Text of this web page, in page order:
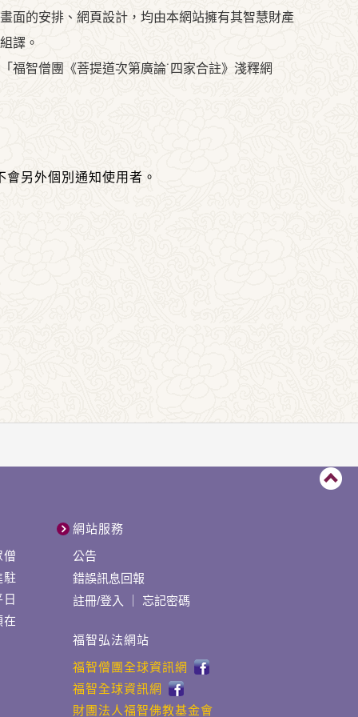
面的安排、網頁設計，均由本網站擁有其智慧財產
譯。
福智僧團《菩提道次第廣論˙四家合註》淺釋網
另外個別通知使用者。
僧
駐
網站服務
公告
錯誤訊息回報
註冊/登入 忘記密碼
福智弘法網站
福智僧團全球資訊網
福智全球資訊網
財團法人福智佛教基金會